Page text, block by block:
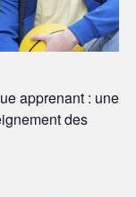
apprenant : une
des